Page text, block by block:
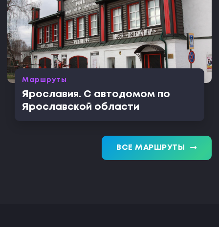
Маршруты
Ярославия. С автодомом по
Ярославской области
ВСЕ МАРШРУТЫ trending_flat